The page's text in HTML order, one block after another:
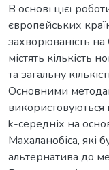
В основі цієї
європейських
захворюваність
містять кількість
та загальну
Основними
використовуються
k-середніх на
Махаланобіса, які
альтернатива до